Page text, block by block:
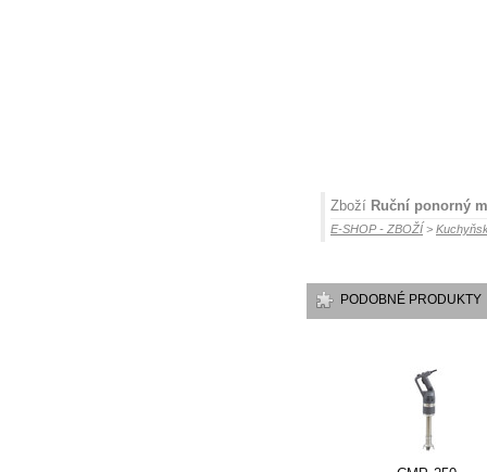
Zboží Ruční ponorný
E-SHOP - ZBOŽÍ >
PODOBNÉ PRODUKTY